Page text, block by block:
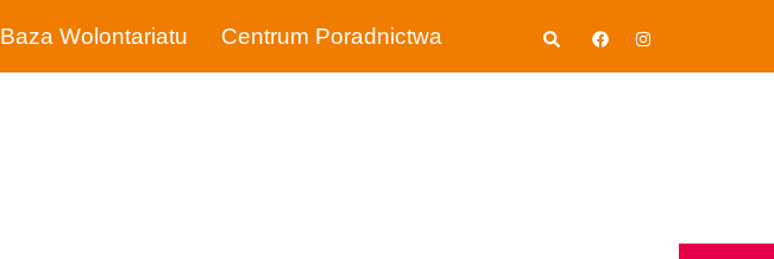
Baza Wolontariatu Centrum Poradnictwa Wyszukiwanie